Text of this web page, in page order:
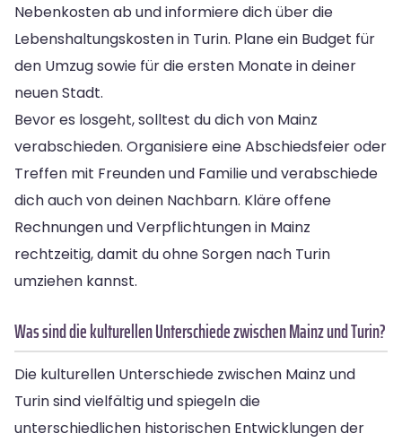
Nebenkosten ab und informiere dich über die
Lebenshaltungskosten in Turin. Plane ein Budget für
den Umzug sowie für die ersten Monate in deiner
neuen Stadt.
Bevor es losgeht, solltest du dich von Mainz
verabschieden. Organisiere eine Abschiedsfeier oder
Treffen mit Freunden und Familie und verabschiede
dich auch von deinen Nachbarn. Kläre offene
Rechnungen und Verpflichtungen in Mainz
rechtzeitig, damit du ohne Sorgen nach Turin
umziehen kannst.
Was sind die kulturellen Unterschiede zwischen Mainz und Turin?
Die kulturellen Unterschiede zwischen Mainz und
Turin sind vielfältig und spiegeln die
unterschiedlichen historischen Entwicklungen der